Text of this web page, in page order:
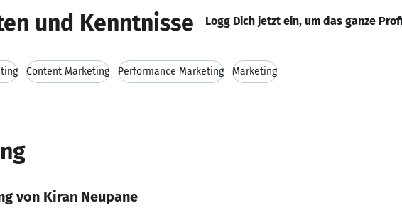
und Kenntnisse Logg Dich jetzt ein, um das ganze
Content Marketing Performance Marketing Marketing
von Kiran Neupane